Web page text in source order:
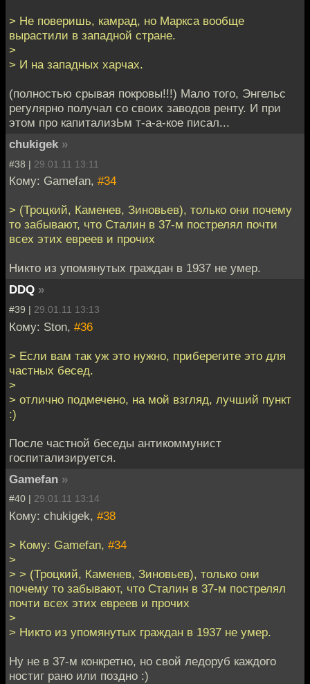
> Не поверишь, камрад, но Маркса вообще
вырастили в западной стране.
>
> И на западных харчах.
(полностью срывая покровы!!!) Мало того, Энгельс
регулярно получал со своих заводов ренту. И при
этом про капитализЬм т-а-а-кое писал...
chukigek »
#38 | 29.01.11 13:11
Кому: Gamefan, #34
> (Троцкий, Каменев, Зиновьев), только они почему
то забывают, что Сталин в 37-м пострелял почти
всех этих евреев и прочих
Никто из упомянутых граждан в 1937 не умер.
DDQ »
#39 | 29.01.11 13:13
Кому: Ston, #36
> Если вам так уж это нужно, приберегите это для
частных бесед.
>
> отлично подмечено, на мой взгляд, лучший пункт
:)
После частной беседы антикоммунист
госпитализируется.
Gamefan »
#40 | 29.01.11 13:14
Кому: chukigek, #38
> Кому: Gamefan, #34
>
> > (Троцкий, Каменев, Зиновьев), только они
почему то забывают, что Сталин в 37-м пострелял
почти всех этих евреев и прочих
>
> Никто из упомянутых граждан в 1937 не умер.
Ну не в 37-м конкретно, но свой ледоруб каждого
ностиг рано или поздно :)